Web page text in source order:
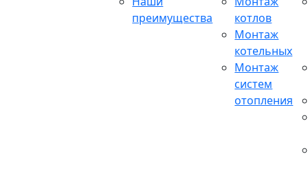
преимущества
котлов
Монтаж
котельных
Монтаж
систем
отопления